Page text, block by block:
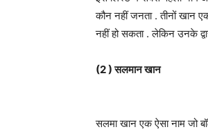
कौन नहीं जनता . तीनों खान
नहीं हो सकता . लेकिन उनके
(2 ) सलमान खान
सलमा खान एक ऐसा नाम जो